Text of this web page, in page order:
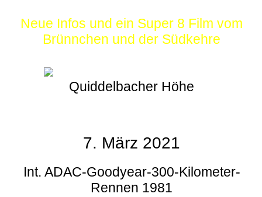
Neue Infos und ein Super 8 Film vom
Brünnchen und der Südkehre
Quiddelbacher Höhe
7. März 2021
Int. ADAC-Goodyear-300-Kilometer-
Rennen 1981